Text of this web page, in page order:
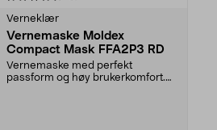
Verneklær
Vernemaske Moldex
Compact Mask FFA2P3 RD
Vernemaske med perfekt
passform og høy brukerkomfort.